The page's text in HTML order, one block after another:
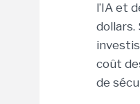
l’IA et
dollars.
coût
de